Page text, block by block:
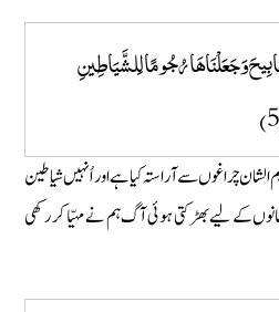
وَجَعَلْنَاهَا رُجُومًا لِلشَّيَاطِينِ
چراغوں سے آراستہ کیا ہے اور اُنہیں شیاطین
کے لیے بھڑکتی ہوئی آگ ہم نے مہیّا کر رکھی